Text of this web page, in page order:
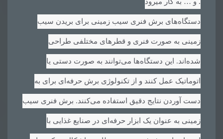
دستگاه‌های برش فنری سیب زمینی برای بریدن سیب
زمینی به صورت فنری و قطرهای مختلفی طراحی
شده‌اند. این دستگاه‌ها می‌توانند به صورت دستی یا
اتوماتیک عمل کنند و از تکنولوژی برش حرفه‌ای برای به
دست آوردن نتایج دقیق استفاده می‌کنند. برش فنری سیب
زمینی به عنوان یک ابزار حرفه‌ای در صنایع غذایی با